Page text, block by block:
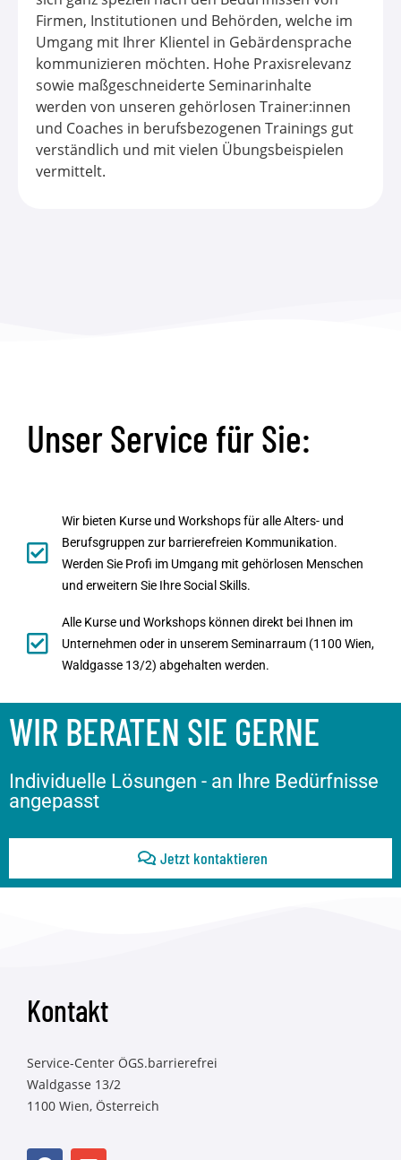
Firmen, Institutionen und Behörden, welche im
Umgang mit Ihrer Klientel in Gebärdensprache
kommunizieren möchten. Hohe Praxisrelevanz
sowie maßgeschneiderte Seminarinhalte
werden von unseren gehörlosen Trainer:innen
und Coaches in berufsbezogenen Trainings gut
verständlich und mit vielen Übungsbeispielen
vermittelt.
Unser Service für Sie:
Wir bieten Kurse und Workshops für alle Alters- und
Berufsgruppen zur barrierefreien Kommunikation.
Werden Sie Profi im Umgang mit gehörlosen Menschen
und erweitern Sie Ihre Social Skills.
Alle Kurse und Workshops können direkt bei Ihnen im
Unternehmen oder in unserem Seminarraum (1100 Wien,
Waldgasse 13/2) abgehalten werden.
WIR BERATEN SIE GERNE
Individuelle Lösungen - an Ihre Bedürfnisse
angepasst
Jetzt kontaktieren
Kontakt
Service-Center ÖGS.barrierefrei
Waldgasse 13/2
1100 Wien, Österreich